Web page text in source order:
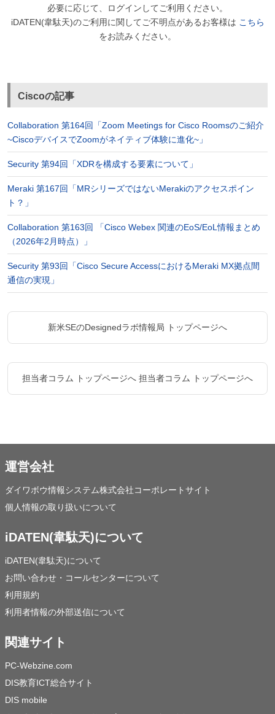
必要に応じて、ログインしてご利用ください。
iDATEN(韋駄天)のご利用に関してご不明点があるお客様は こちら
をお読みください。
Ciscoの記事
Collaboration 第164回「Zoom Meetings for Cisco Roomsのご紹介
~CiscoデバイスでZoomがネイティブ体験に進化~」
Security 第94回「XDRを構成する要素について」
Meraki 第167回「MRシリーズではないMerakiのアクセスポイン
ト？」
Collaboration 第163回 「Cisco Webex 関連のEoS/EoL情報まとめ
（2026年2月時点）」
Security 第93回「Cisco Secure AccessにおけるMeraki MX拠点間
通信の実現」
新米SEのDesignedラボ情報局 トップページへ
担当者コラム トップページへ 担当者コラム トップページへ
運営会社
ダイワボウ情報システム株式会社コーポレートサイト
個人情報の取り扱いについて
iDATEN(韋駄天)について
iDATEN(韋駄天)について
お問い合わせ・コールセンターについて
利用規約
利用者情報の外部送信について
関連サイト
PC-Webzine.com
DIS教育ICT総合サイト
DIS mobile